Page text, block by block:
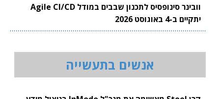
וובינר סינופסיס לתכנון שבבים במודל Agile CI/CD
יתקיים ב-4 באוגוסט 2026
אנשים בתעשייה